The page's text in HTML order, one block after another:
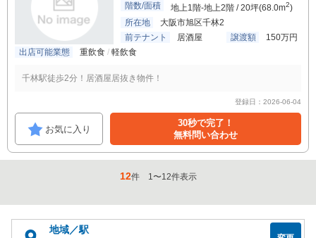
階数/面積
地上1階-地上2階 / 20坪(68.0m2)
所在地
大阪市旭区千林2
前テナント
居酒屋 譲渡額
150万円
出店可能業態
重飲食 軽飲食
千林駅徒歩2分！居酒屋居抜き物件！
登録日：2026-06-04
お気に入り
30秒で完了！
無料問い合わせ
12件 1〜12件表示
地域／駅